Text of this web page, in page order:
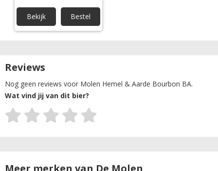
Bekijk Bestel
Reviews
Nog geen reviews voor Molen Hemel & Aarde Bourbon BA.
Wat vind jij van dit bier?
Meer merken van De Molen